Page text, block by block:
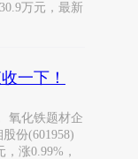
万元，最新
一下！
氧化铁题材企
份(601958)
涨0.99%，